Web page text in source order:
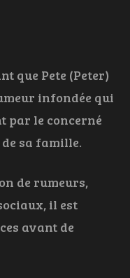
que Pete (Peter)
infondée qui
par le concerné
sa famille.
de rumeurs,
il est
avant de